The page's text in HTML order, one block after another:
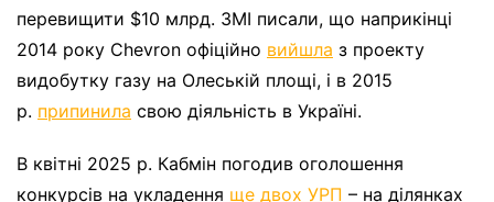
перевищити $10 млрд. ЗМІ писали, що наприкінці
2014 року Chevron офіційно вийшла з проекту
видобутку газу на Олеській площі, і в 2015
р. припинила свою діяльність в Україні.
В квітні 2025 р. Кабмін погодив оголошення
конкурсів на укладення ще двох УРП – на ділянках